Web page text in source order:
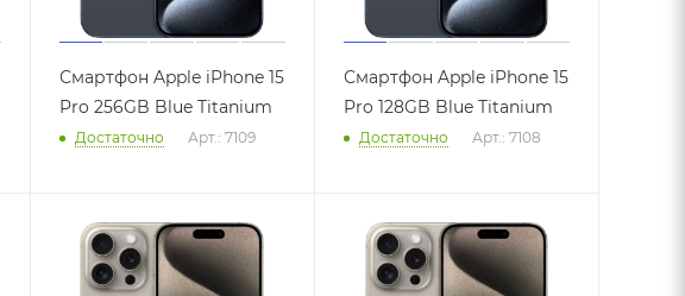
Смартфон Apple iPhone 15
Pro 256GB Blue Titanium
Достаточно Арт.: 7109
Смартфон Apple iPhone 15
Pro 128GB Blue Titanium
Достаточно Арт.: 7108